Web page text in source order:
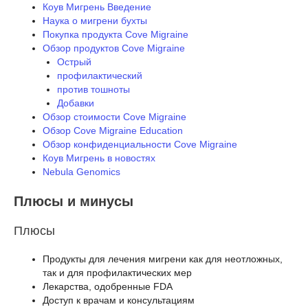
Коув Мигрень Введение
Наука о мигрени бухты
Покупка продукта Cove Migraine
Обзор продуктов Cove Migraine
Острый
профилактический
против тошноты
Добавки
Обзор стоимости Cove Migraine
Обзор Cove Migraine Education
Обзор конфиденциальности Cove Migraine
Коув Мигрень в новостях
Nebula Genomics
Плюсы и минусы
Плюсы
Продукты для лечения мигрени как для неотложных,
так и для профилактических мер
Лекарства, одобренные FDA
Доступ к врачам и консультациям